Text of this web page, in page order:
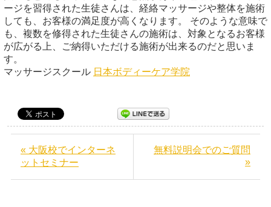
ージを習得された生徒さんは、経絡マッサージや整体を施術
しても、お客様の満足度が高くなります。 そのような意味で
も、複数を修得された生徒さんの施術は、対象となるお客様
が広がる上、ご納得いただける施術が出来るのだと思いま
す。
マッサージスクール 日本ボディーケア学院
« 大阪校でインターネ
ットセミナー
無料説明会でのご質問
»